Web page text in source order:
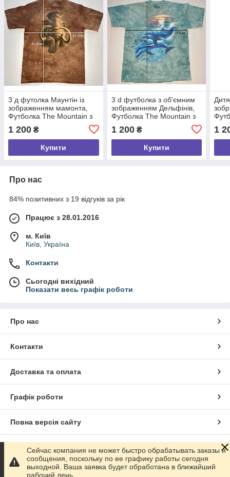
3 д футолка Маунтін із
зображенням мамонта,
Футболка The Mountain з
мамонтом — розмір 47*66
см, США
1 200 ₴
Купити
3 d футболка з об'ємним
зображенням Дельфінів,
Футболка The Mountain з
46*67 см, США
1 200₴
Купити
1
Про нас
84% позитивних з 19 відгуків за рік
Працює з 28.01.2016
м. Київ
Київ, Україна
Контакти
Сьогодні вихідний
Показати весь графік роботи
Про нас
Контакти
Доставка та оплата
Графік роботи
Повна версія сайту
Сайт створено на маркетплейсі Prom.ua
Політика конфіденційності
Сейчас компания не может быстро обрабатывать заказы и
сообщения, поскольку по ее графику работы сегодня
выходной. Ваша заявка будет обработана в ближайший
рабочий день.